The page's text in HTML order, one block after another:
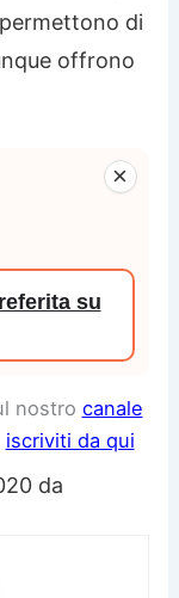
di
offrono
×
su
nostro canale
iscriviti da qui
da